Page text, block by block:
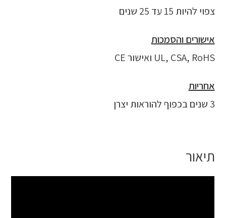
צפוי להיות 15 עד 25 שנים
אישורים והסמכות
UL, CSA, RoHS ואישור CE
אחריות
3 שנים בכפוף להוראות יצרן
תיאור